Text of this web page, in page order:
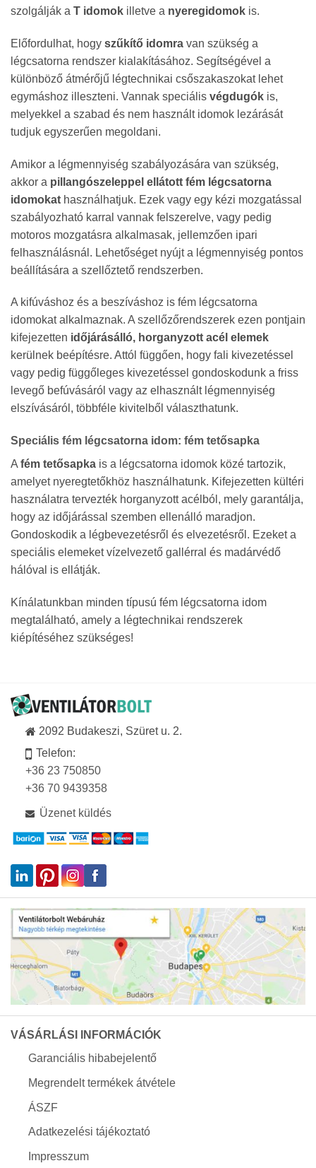
szolgálják a T idomok illetve a nyeregidomok is.
Előfordulhat, hogy szűkítő idomra van szükség a
légcsatorna rendszer kialakításához. Segítségével a
különböző átmérőjű légtechnikai csőszakaszokat lehet
egymáshoz illeszteni. Vannak speciális végdugók is,
melyekkel a szabad és nem használt idomok lezárását
tudjuk egyszerűen megoldani.
Amikor a légmennyiség szabályozására van szükség,
akkor a pillangószeleppel ellátott fém légcsatorna
idomokat használhatjuk. Ezek vagy egy kézi mozgatással
szabályozható karral vannak felszerelve, vagy pedig
motoros mozgatásra alkalmasak, jellemzően ipari
felhasználásnál. Lehetőséget nyújt a légmennyiség pontos
beállítására a szellőztető rendszerben.
A kifúváshoz és a beszíváshoz is fém légcsatorna
idomokat alkalmaznak. A szellőzőrendszerek ezen pontjain
kifejezetten időjárásálló, horganyzott acél elemek
kerülnek beépítésre. Attól függően, hogy fali kivezetéssel
vagy pedig függőleges kivezetéssel gondoskodunk a friss
levegő befúvásáról vagy az elhasznált légmennyiség
elszívásáról, többféle kivitelből választhatunk.
Speciális fém légcsatorna idom: fém tetősapka
A fém tetősapka is a légcsatorna idomok közé tartozik,
amelyet nyeregtetőkhöz használhatunk. Kifejezetten kültéri
használatra tervezték horganyzott acélból, mely garantálja,
hogy az időjárással szemben ellenálló maradjon.
Gondoskodik a légbevezetésről és elvezetésről. Ezeket a
speciális elemeket vízelvezető gallérral és madárvédő
hálóval is ellátják.
Kínálatunkban minden típusú fém légcsatorna idom
megtalálható, amely a légtechnikai rendszerek
kiépítéséhez szükséges!
2092 Budakeszi, Szüret u. 2.
Telefon:
+36 23 750850
+36 70 9439358
Üzenet küldés
VÁSÁRLÁSI INFORMÁCIÓK
Garanciális hibabejelentő
Megrendelt termékek átvétele
ÁSZF
Adatkezelési tájékoztató
Impresszum